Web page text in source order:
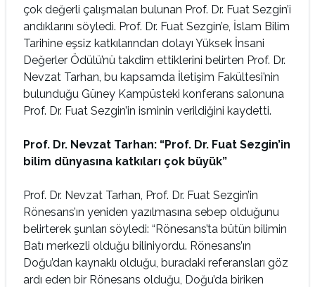
çok değerli çalışmaları bulunan Prof. Dr. Fuat Sezgin’i
andıklarını söyledi. Prof. Dr. Fuat Sezgin’e, İslam Bilim
Tarihine eşsiz katkılarından dolayı Yüksek İnsani
Değerler Ödülü’nü takdim ettiklerini belirten Prof. Dr.
Nevzat Tarhan, bu kapsamda İletişim Fakültesi’nin
bulunduğu Güney Kampüsteki konferans salonuna
Prof. Dr. Fuat Sezgin’in isminin verildiğini kaydetti.
Prof. Dr. Nevzat Tarhan: “Prof. Dr. Fuat Sezgin’in
bilim dünyasına katkıları çok büyük”
Prof. Dr. Nevzat Tarhan, Prof. Dr. Fuat Sezgin’in
Rönesans’ın yeniden yazılmasına sebep olduğunu
belirterek şunları söyledi: “Rönesans’ta bütün bilimin
Batı merkezli olduğu biliniyordu. Rönesans’ın
Doğu’dan kaynaklı olduğu, buradaki referansları göz
ardı eden bir Rönesans olduğu, Doğu’da biriken